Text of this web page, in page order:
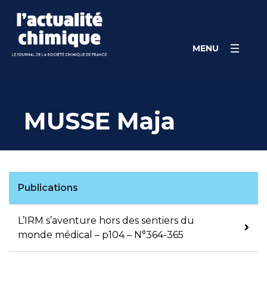
content
MENU
MUSSE Maja
Publications
L’IRM s’aventure hors des sentiers du
monde médical – p104 – N°364-365